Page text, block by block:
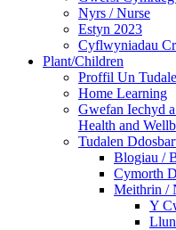
Nyrs / Nurse
Estyn 2023
Cyflwyniadau
Plant/Children
Proffil Un
Home Learning
Gwefan Iechyd
Health and
Tudalen
Blogiau /
Cymorth
Meithrin /
Y